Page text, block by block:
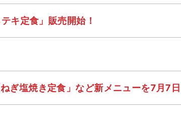
キ定食」販売開始！
ぎ塩焼き定食」など新メニューを7月7